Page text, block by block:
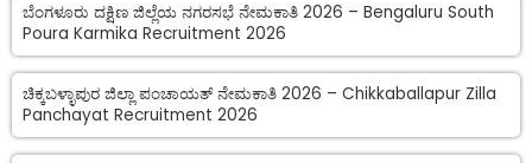
ಬೆಂಗಳೂರು ದಕ್ಷಿಣ ಜಿಲ್ಲೆಯ ನಗರಸಭೆ ನೇಮಕಾತಿ 2026 – Bengaluru South
Poura Karmika Recruitment 2026
ಚಿಕ್ಕಬಳ್ಳಾಪುರ ಜಿಲ್ಲಾ ಪಂಚಾಯತ್ ನೇಮಕಾತಿ 2026 – Chikkaballapur Zilla
Panchayat Recruitment 2026